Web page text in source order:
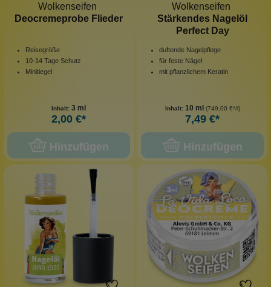
Wolkenseifen
Deocremeprobe Flieder
Reisegröße
10-14 Tage Schutz
Minitiegel
Inhalt: 3 ml
2,00 €*
Hinzufügen
Wolkenseifen
Stärkendes Nagelöl
Perfect Day
duftende Nagelpflege
für feste Nägel
mit pflanzlichem Keratin
Inhalt: 10 ml (749,00 €*/l)
7,49 €*
Hinzufügen